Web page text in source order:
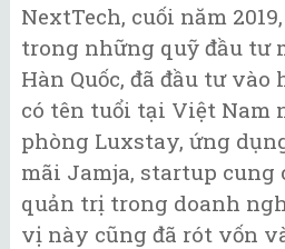
NextTech, cuối năm
trong những quỹ đầu tư
Hàn Quốc, đã đầu tư
có tên tuổi tại Việt Nam
phòng Luxstay, ứng
mãi Jamja, startup cung
quản trị trong doanh
vị này cũng đã rót vốn